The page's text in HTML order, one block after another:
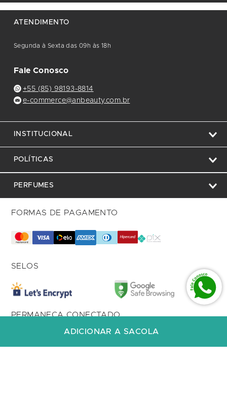
ATENDIMENTO
Segunda à Sexta das 09h às 18h
Fale Conosco
+55 (85) 98193-8814
e-commerce@anbeauty.com.br
INSTITUCIONAL
POLÍTICAS
PERFUMES
FORMAS DE PAGAMENTO
SELOS
PERMANEÇA CONECTADO